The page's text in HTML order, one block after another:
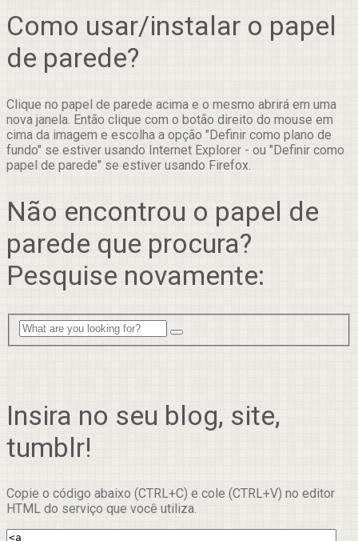
Como usar/instalar o papel
de parede?
Clique no papel de parede acima e o mesmo abrirá em uma
nova janela. Então clique com o botão direito do mouse em
cima da imagem e escolha a opção "Definir como plano de
fundo" se estiver usando Internet Explorer - ou "Definir como
papel de parede" se estiver usando Firefox.
Não encontrou o papel de
parede que procura?
Pesquise novamente:
Insira no seu blog, site,
tumblr!
Copie o código abaixo (CTRL+C) e cole (CTRL+V) no editor
HTML do serviço que você utiliza.